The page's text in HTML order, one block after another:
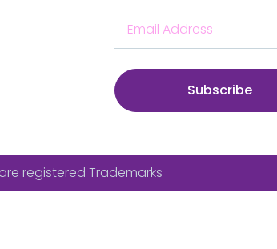
Subscribe
registered Trademarks